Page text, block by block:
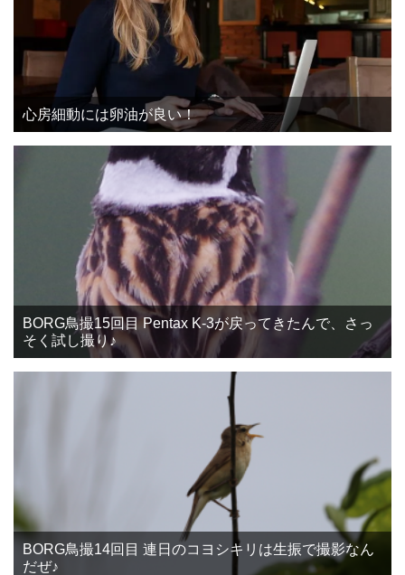
心房細動には卵油が良い！
BORG鳥撮15回目 Pentax K-3が戻ってきたんで、さっ
そく試し撮り♪
BORG鳥撮14回目 連日のコヨシキリは生振で撮影なん
だぜ♪